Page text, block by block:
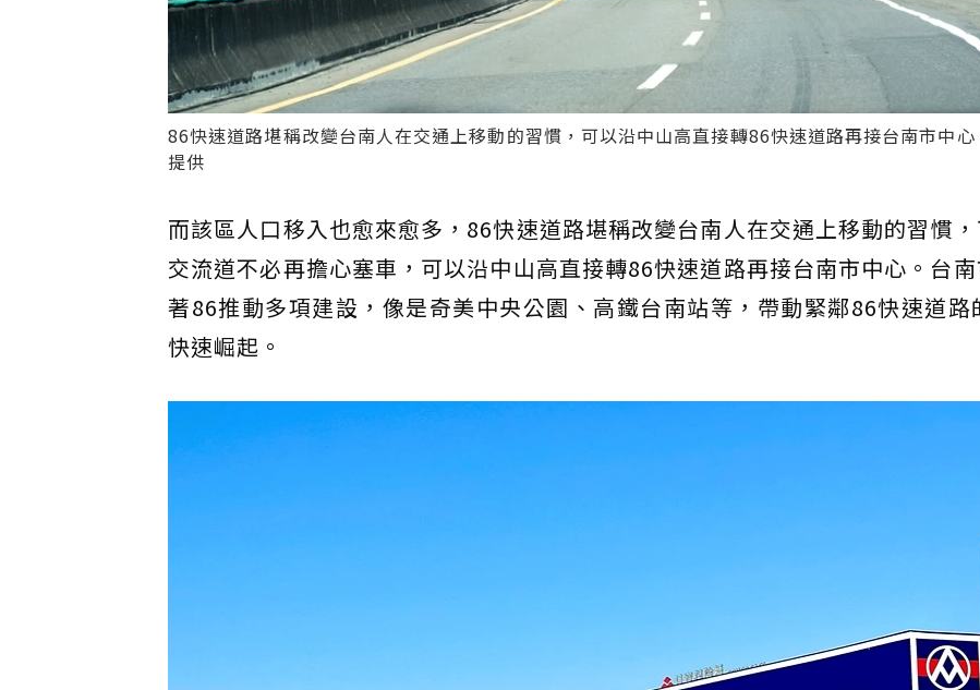
86快速道路堪稱改變台南人在交通上移動的習慣，可以沿中山高直接轉86快速道路再接台南市中心
提供
而該區人口移入也愈來愈多，86快速道路堪稱改變台南人在交通上移動的習慣
交流道不必再擔心塞車，可以沿中山高直接轉86快速道路再接台南市中心。台
著86推動多項建設，像是奇美中央公園、高鐵台南站等，帶動緊鄰86快速道路
快速崛起。